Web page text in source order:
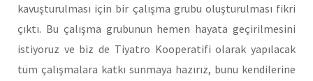
kavuşturulması için bir çalışma grubu oluşturulması fikri
çıktı. Bu çalışma grubunun hemen hayata geçirilmesini
istiyoruz ve biz de Tiyatro Kooperatifi olarak yapılacak
tüm çalışmalara katkı sunmaya hazırız, bunu kendilerine